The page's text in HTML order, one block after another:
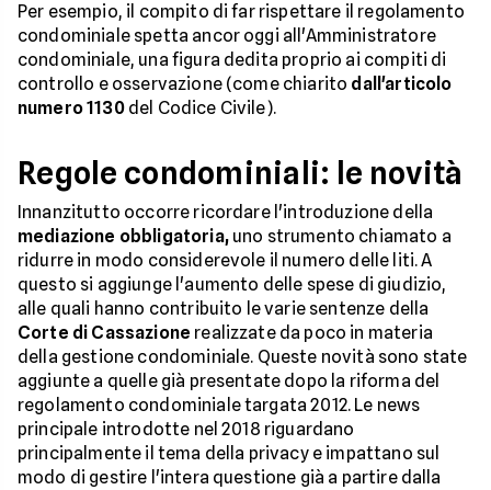
Per esempio, il compito di far rispettare il regolamento
condominiale spetta ancor oggi all'Amministratore
condominiale, una figura dedita proprio ai compiti di
controllo e osservazione (come chiarito dall'articolo
numero 1130del Codice Civile).
Regole condominiali: le novità
Innanzitutto occorre ricordare l'introduzione della
mediazione obbligatoria,uno strumento chiamato a
ridurre in modo considerevole il numero delle liti. A
questo si aggiunge l'aumento delle spese di giudizio,
alle quali hanno contribuito le varie sentenze della
Corte di Cassazione realizzate da poco in materia
della gestione condominiale. Queste novità sono state
aggiunte a quelle già presentate dopo la riforma del
regolamento condominiale targata 2012. Le news
principale introdotte nel 2018 riguardano
principalmente il tema della privacy e impattano sul
modo di gestire l'intera questione già a partire dalla